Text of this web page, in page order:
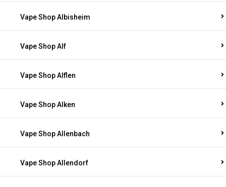
Vape Shop Albisheim
Vape Shop Alf
Vape Shop Alflen
Vape Shop Alken
Vape Shop Allenbach
Vape Shop Allendorf